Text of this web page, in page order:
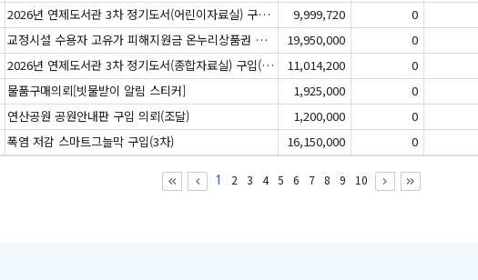
2026년 연제도서관 3차 정기도서(어린이자료실) 구입(계약의뢰) 9,999,720 0
교정시설 수용자 고유가 피해지원금 온누리상품권 구입 19,950,000 0
2026년 연제도서관 3차 정기도서(종합자료실) 구입(계약의뢰) 11,014,200 0
물품구매의뢰[빗물받이 알림 스티커] 1,925,000 0
연산공원 공원안내판 구입 의뢰(조달) 1,200,000 0
폭염 저감 스마트그늘막 구입(3차) 16,150,000 0
1 2 3 4 5 6 7 8 9 10